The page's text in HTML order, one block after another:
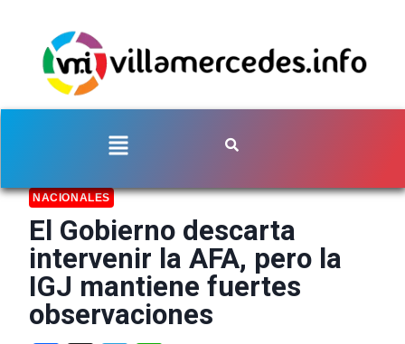
NACIONALES
El Gobierno descarta
intervenir la AFA, pero la
IGJ mantiene fuertes
observaciones